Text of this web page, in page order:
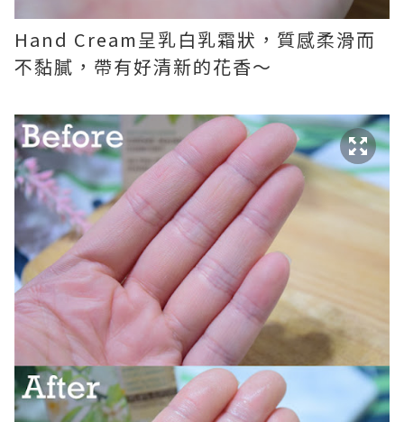
Hand Cream呈乳白乳霜狀，質感柔滑而
不黏膩，帶有好清新的花香～